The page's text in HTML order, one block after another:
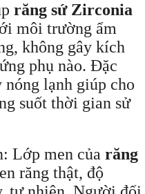
răng sứ Zirconia
môi trường ẩm
không gây kích
phụ nào. Đặc
lạnh giúp cho
suốt thời gian sử
Lớp men của răng
răng thật, độ